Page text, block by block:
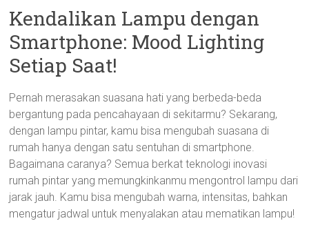
Kendalikan Lampu dengan
Smartphone: Mood Lighting
Setiap Saat!
Pernah merasakan suasana hati yang berbeda-beda
bergantung pada pencahayaan di sekitarmu? Sekarang,
dengan lampu pintar, kamu bisa mengubah suasana di
rumah hanya dengan satu sentuhan di smartphone.
Bagaimana caranya? Semua berkat teknologi inovasi
rumah pintar yang memungkinkanmu mengontrol lampu dari
jarak jauh. Kamu bisa mengubah warna, intensitas, bahkan
mengatur jadwal untuk menyalakan atau mematikan lampu!